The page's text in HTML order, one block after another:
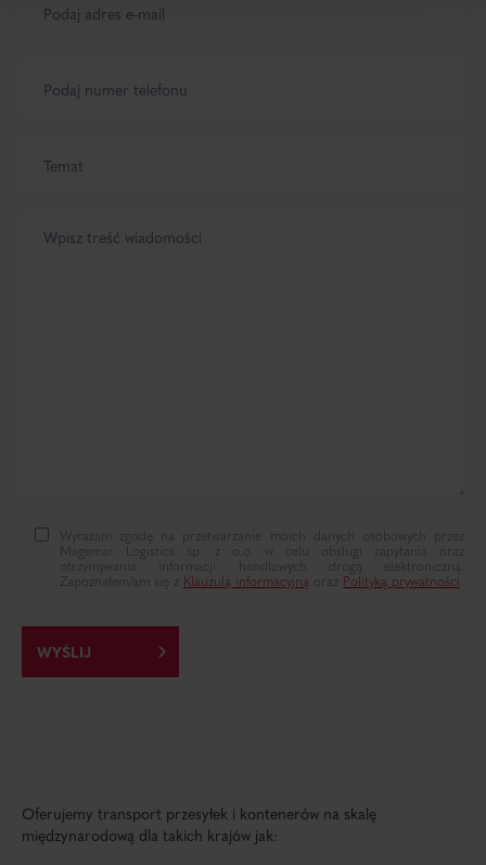
Wyrażam zgodę na przetwarzanie moich danych osobowych przez
Magemar Logistics sp. z o.o. w celu obsługi zapytania oraz
otrzymywania informacji handlowych drogą elektroniczną.
Zapoznałem/am się z Klauzulą informacyjną oraz Polityką prywatności.
Oferujemy transport przesyłek i kontenerów na skalę
międzynarodową dla takich krajów jak: